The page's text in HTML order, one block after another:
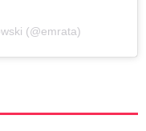
(@emrata)